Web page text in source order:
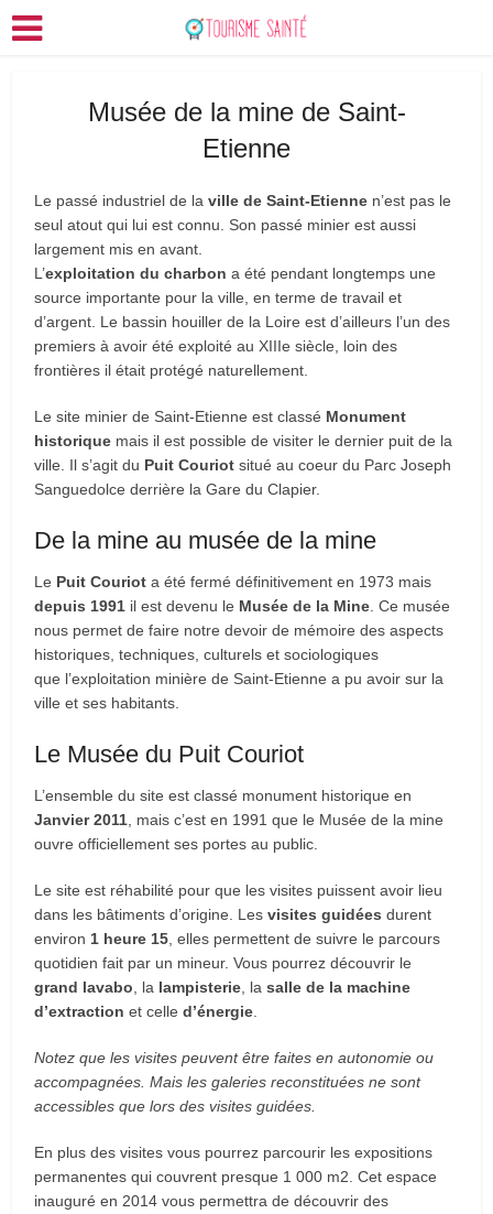
Musée de la mine de Saint-
Etienne
Le passé industriel de laville de Saint-Etienne n’est pas le
seul atout qui lui est connu. Son passé minier est aussi
largement mis en avant.
L’exploitation du charbon a été pendant longtemps une
source importante pour la ville, en terme de travail et
d’argent. Le bassin houiller de la Loire est d’ailleurs l’un des
premiers à avoir été exploité au XIIIe siècle, loin des
frontières il était protégé naturellement.
Le site minier de Saint-Etienne est classé Monument
historique mais il est possible de visiter le dernier puit de la
ville. Il s’agit du Puit Couriot situé au coeur du Parc Joseph
Sanguedolce derrière la Gare du Clapier.
De la mine au musée de la mine
Le Puit Couriot a été fermé définitivement en 1973 mais
depuis 1991 il est devenu le Musée de la Mine . Ce musée
nous permet de faire notre devoir de mémoire des aspects
historiques, techniques, culturels et sociologiques
que l’exploitation minière de Saint-Etienne a pu avoir sur la
ville et ses habitants.
Le Musée du Puit Couriot
L’ensemble du site est classé monument historique en
Janvier 2011 , mais c’est en 1991 que le Musée de la mine
ouvre officiellement ses portes au public.
Le site est réhabilité pour que les visites puissent avoir lieu
dans les bâtiments d’origine. Lesvisites guidées durent
environ 1 heure 15 , elles permettent de suivre le parcours
quotidien fait par un mineur. Vous pourrez découvrir le
grand lavabo , la lampisterie , lasalle de la machine
d’extraction et celled’énergie
Notez que les visites peuvent être faites en autonomie ou
accompagnées. Mais les galeries reconstituées ne sont
accessibles que lors des visites guidées.
En plus des visites vous pourrez parcourir les expositions
permanentes qui couvrent presque 1 000 m2. Cet espace
inauguré en 2014 vous permettra de découvrir des